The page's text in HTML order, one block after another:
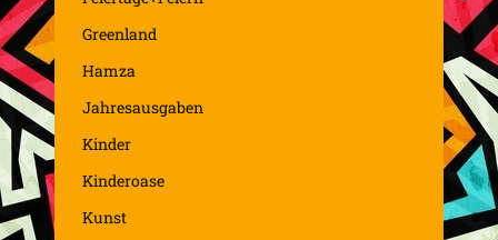
Greenland
Hamza
Jahresausgaben
Kinder
Kinderoase
Kunst